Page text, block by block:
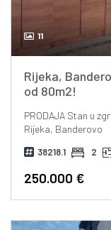
11
Rijeka,
od 80m2!
PRODAJAStan u
Rijeka, Banderovo
38218.1 2
250.000 €